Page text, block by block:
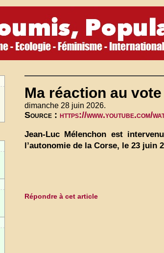
Ma réaction au
dimanche 28 juin 2026.
Source :https://www.youtube.com/
Jean-Luc Mélenchon est
l’autonomie de la Corse, le 23 juin
Répondre à cet article